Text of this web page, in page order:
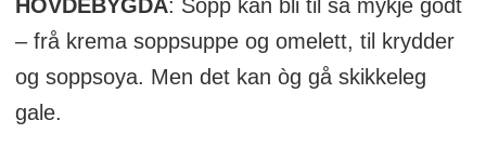
HOVDEBYGDA: Sopp kan bli til så mykje godt
– frå krema soppsuppe og omelett, til krydder
og soppsoya. Men det kan òg gå skikkeleg
gale.